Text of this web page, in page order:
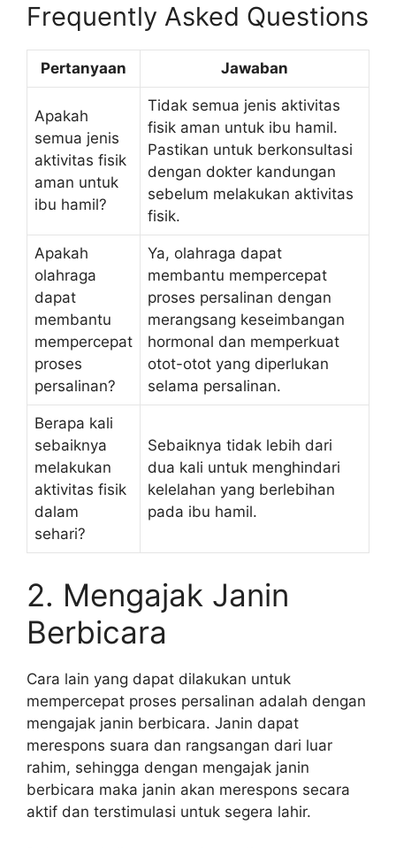
Frequently Asked Questions
Pertanyaan Jawaban
Apakah
semua jenis
aktivitas fisik
aman untuk
ibu hamil?
Tidak semua jenis aktivitas
fisik aman untuk ibu hamil.
Pastikan untuk berkonsultasi
dengan dokter kandungan
sebelum melakukan aktivitas
fisik.
Apakah
olahraga
dapat
membantu
mempercepat
proses
persalinan?
Ya, olahraga dapat
membantu mempercepat
proses persalinan dengan
merangsang keseimbangan
hormonal dan memperkuat
otot-otot yang diperlukan
selama persalinan.
Berapa kali
sebaiknya
melakukan
aktivitas fisik
dalam
sehari?
Sebaiknya tidak lebih dari
dua kali untuk menghindari
kelelahan yang berlebihan
pada ibu hamil.
2. Mengajak Janin
Berbicara
Cara lain yang dapat dilakukan untuk
mempercepat proses persalinan adalah dengan
mengajak janin berbicara. Janin dapat
merespons suara dan rangsangan dari luar
rahim, sehingga dengan mengajak janin
berbicara maka janin akan merespons secara
aktif dan terstimulasi untuk segera lahir.